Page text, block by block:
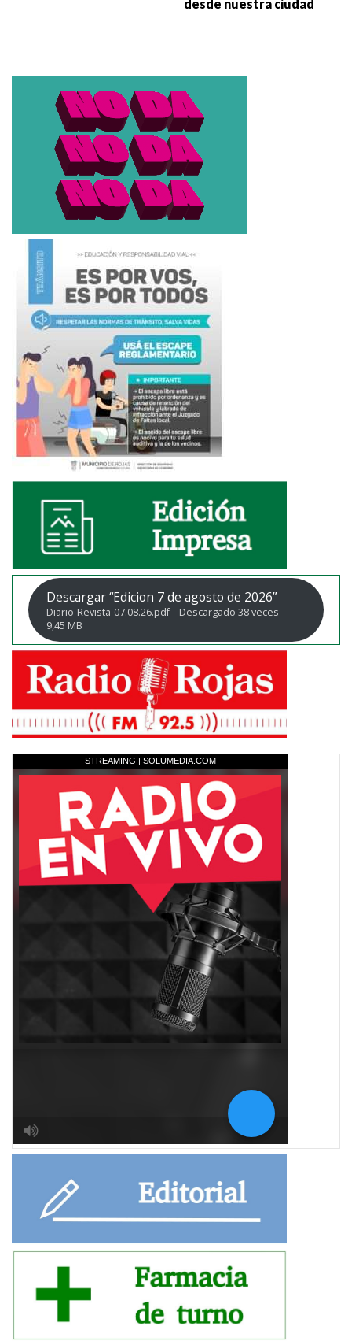
desde nuestra ciudad
Descargar “Edicion 7 de agosto de 2026”
Diario-Revista-07.08.26.pdf – Descargado 38 veces –
9,45 MB